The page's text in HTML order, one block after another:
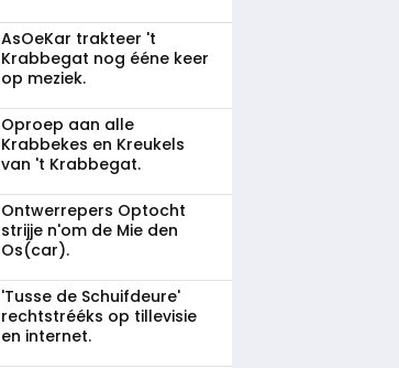
AsOeKar trakteer 't
Krabbegat nog ééne keer
op meziek.
Oproep aan alle
Krabbekes en Kreukels
van 't Krabbegat.
Ontwerrepers Optocht
strijje n'om de Mie den
Os(car).
'Tusse de Schuifdeure'
rechtstrééks op tillevisie
en internet.